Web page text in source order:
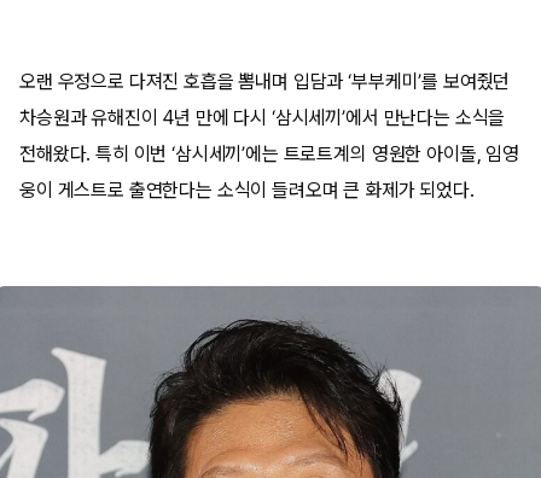
오랜 우정으로 다져진 호흡을 뽐내며 입담과 ‘부부케미’를 보여줬던
차승원과 유해진이 4년 만에 다시 ‘삼시세끼’에서 만난다는 소식을
전해왔다. 특히 이번 ‘삼시세끼’에는 트로트계의 영원한 아이돌, 임영
웅이 게스트로 출연한다는 소식이 들려오며 큰 화제가 되었다.